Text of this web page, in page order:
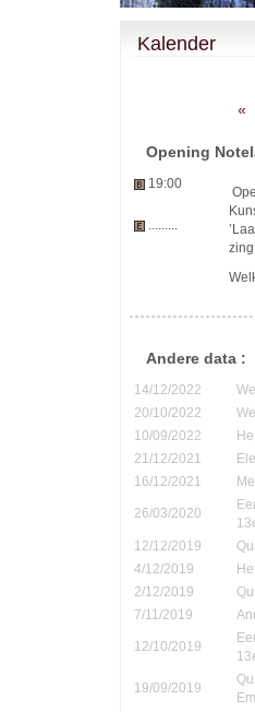
Kalender
«
Opening
19:00
Andere data :
14/12/2022
20/10/2022
10/09/2022
21/12/2021
16/12/2021
26/03/2020
12/12/2019
4/12/2019
2/12/2019
7/11/2019
12/10/2019
19/09/2019